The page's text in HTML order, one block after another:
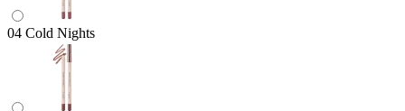
04 Cold Nights